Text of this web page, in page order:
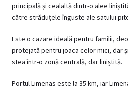
principală și cealaltă dintr-o alee
către străduțele înguste ale satului
Este o cazare ideală pentru familii,
protejată pentru joaca celor mici, dar
stea într-o zonă centrală, dar liniștită.
Portul Limenas este la 35 km, iar